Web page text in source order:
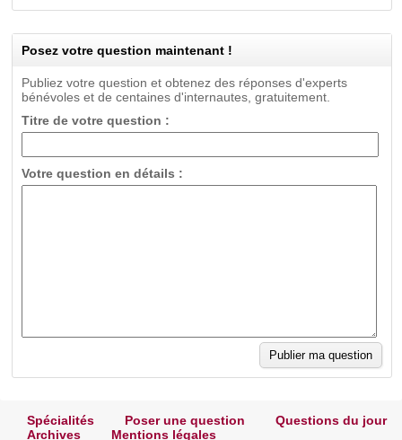
Posez votre question maintenant !
Publiez votre question et obtenez des réponses d'experts
bénévoles et de centaines d'internautes, gratuitement.
Titre de votre question :
Votre question en détails :
Spécialités Poser une question
Questions du jour
Archives
Mentions légales